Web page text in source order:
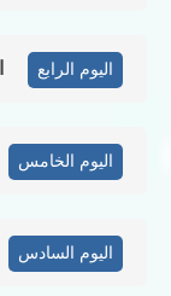
اليوم الرابع
اليوم الخامس
اليوم السادس